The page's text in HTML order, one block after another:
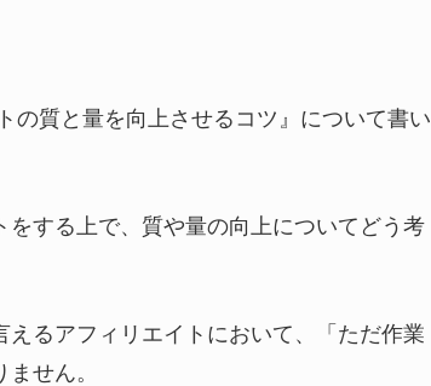
の質と量を向上させるコツ』について書い
をする上で、質や量の向上についてどう考
えるアフィリエイトにおいて、「ただ作業
せん。